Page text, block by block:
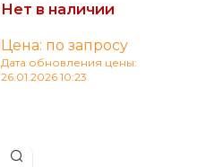
Нет в наличии
Цена: по запросу
Дата обновления цены:
26.01.2026 10:23